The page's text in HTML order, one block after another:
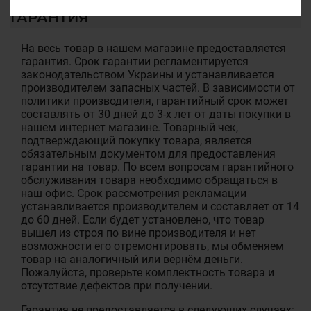
ГАРАНТИЯ
На весь товар в нашем магазине предоставляется
гарантия. Срок гарантии регламентируется
законодательством Украины и устанавливается
производителем запасных частей. В зависимости от
политики производителя, гарантийный срок может
составлять от 30 дней до 3-х лет от даты покупки в
нашем интернет магазине. Товарный чек,
подтверждающий покупку товара, является
обязательным документом для предоставления
гарантии на товар. По всем вопросам гарантийного
обслуживания товара необходимо обращаться в
наш офис. Срок рассмотрения рекламации
устанавливается производителем и составляет от 14
до 60 дней. Если будет установлено, что товар
вышел из строя по вине производителя и нет
возможности его отремонтировать, мы обменяем
товар на аналогичный или вернём деньги.
Пожалуйста, проверьте комплектность товара и
отсутствие дефектов при получении.